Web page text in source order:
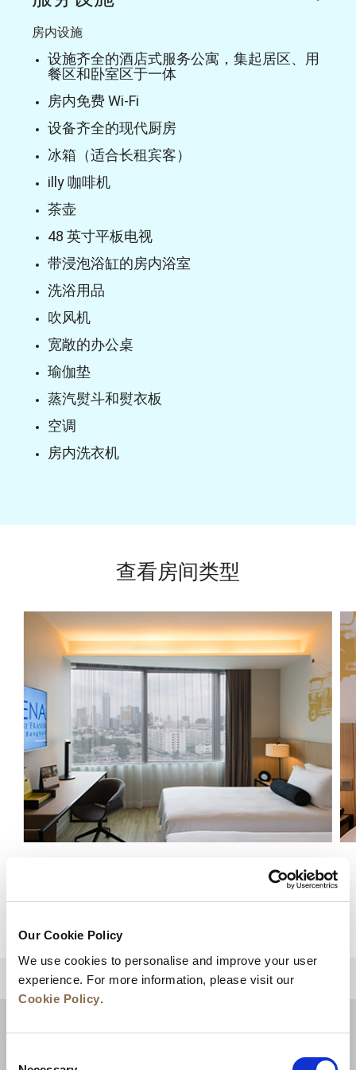
Our Cookie Policy
We use cookies to personalise and improve your user
experience. For more information, please visit our
Cookie Policy.
房内设施
设施齐全的酒店式服务公寓，集起居区、用
餐区和卧室区于一体
房内免费 Wi-Fi
设备齐全的现代厨房
冰箱（适合长租宾客）
illy 咖啡机
茶壶
48 英寸平板电视
带浸泡浴缸的房内浴室
洗浴用品
吹风机
宽敞的办公桌
瑜伽垫
蒸汽熨斗和熨衣板
空调
房内洗衣机
查看房间类型